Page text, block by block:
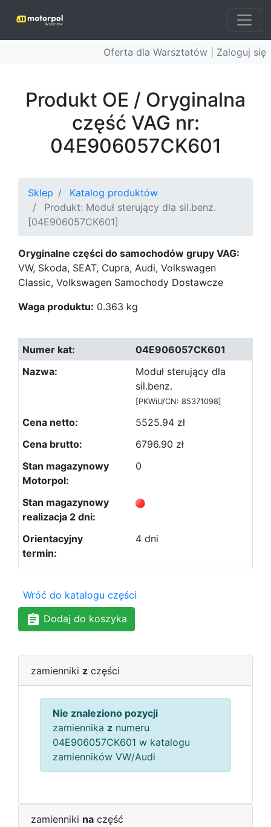
Oferta dla Warsztatów | Zaloguj się
Produkt OE / Oryginalna
część VAG nr:
04E906057CK601
Sklep
Katalog produktów
Produkt: Moduł sterujący dla sil.benz.
[04E906057CK601]
Oryginalne części do samochodów grupy VAG:
VW, Skoda, SEAT, Cupra, Audi, Volkswagen
Classic, Volkswagen Samochody Dostawcze
Waga produktu: 0.363 kg
04E906057CK601
Moduł sterujący dla
sil.benz.
[PKWiU/CN: 85371098]
5525.94 zł
6796.90 zł
0
4 dni
Wróć do katalogu części
Dodaj do koszyka
zamienniki z części
Nie znaleziono pozycji
zamiennika z numeru
04E906057CK601 w katalogu
zamienników VW/Audi
zamienniki na część